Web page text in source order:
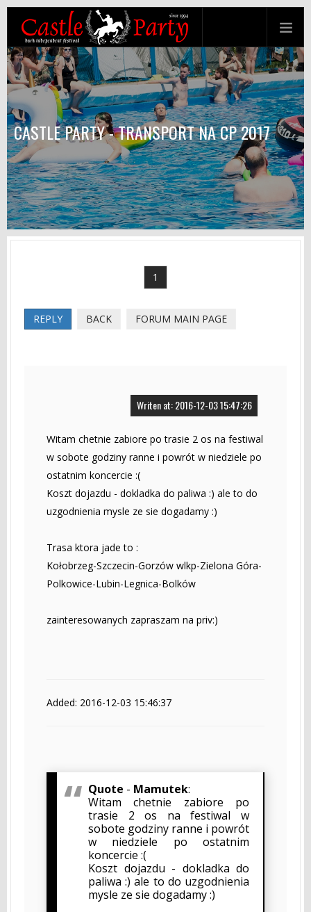
CASTLE PARTY - TRANSPORT NA CP 2017
1
REPLY BACK FORUM MAIN PAGE
Writen at: 2016-12-03 15:47:26
Witam chetnie zabiore po trasie 2 os na festiwal
w sobote godziny ranne i powrót w niedziele po
ostatnim koncercie :(
Koszt dojazdu - dokladka do paliwa :) ale to do
uzgodnienia mysle ze sie dogadamy :)
Trasa ktora jade to :
Kołobrzeg-Szczecin-Gorzów wlkp-Zielona Góra-
Polkowice-Lubin-Legnica-Bolków
zainteresowanych zapraszam na priv:)
Added: 2016-12-03 15:46:37
Quote - Mamutek:
Witam chetnie zabiore po
trasie 2 os na festiwal w
sobote godziny ranne i powrót
w niedziele po ostatnim
koncercie :(
Koszt dojazdu - dokladka do
paliwa :) ale to do uzgodnienia
mysle ze sie dogadamy :)